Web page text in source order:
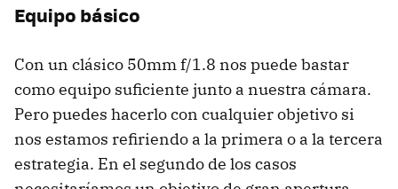
Equipo básico
Con un clásico 50mm f/1.8 nos puede bastar
como equipo suficiente junto a nuestra cámara.
Pero puedes hacerlo con cualquier objetivo si
nos estamos refiriendo a la primera o a la tercera
estrategia. En el segundo de los casos